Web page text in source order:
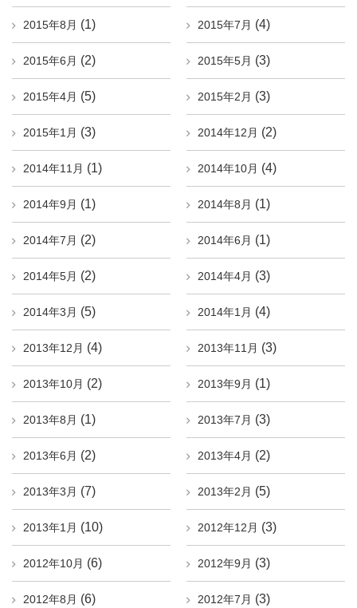
2015年8月 (1) 2015年7月 (4)
2015年6月 (2) 2015年5月 (3)
2015年4月 (5) 2015年2月 (3)
2015年1月 (3) 2014年12月 (2)
2014年11月 (1) 2014年10月 (4)
2014年9月 (1) 2014年8月 (1)
2014年7月 (2) 2014年6月 (1)
2014年5月 (2) 2014年4月 (3)
2014年3月 (5) 2014年1月 (4)
2013年12月 (4) 2013年11月 (3)
2013年10月 (2) 2013年9月 (1)
2013年8月 (1) 2013年7月 (3)
2013年6月 (2) 2013年4月 (2)
2013年3月 (7) 2013年2月 (5)
2013年1月 (10) 2012年12月 (3)
2012年10月 (6) 2012年9月 (3)
2012年8月 (6) 2012年7月 (3)